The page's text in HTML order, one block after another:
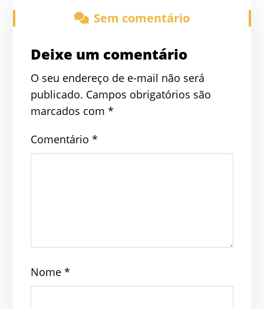
Sem comentário
Deixe um comentário
O seu endereço de e-mail não será
publicado. Campos obrigatórios são
marcados com*
Comentário*
Nome*